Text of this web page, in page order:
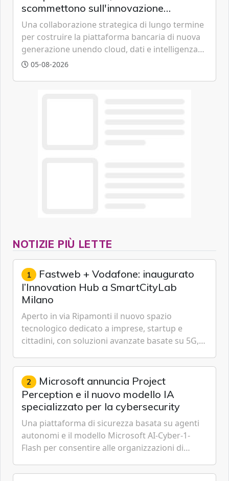
scommettono sull'innovazione
tecnologica
Una collaborazione strategica di lungo termine
per costruire la piattaforma bancaria di nuova
generazione unendo cloud, dati e intelligenza
artificiale.
05-08-2026
NOTIZIE PIÙ LETTE
1 Fastweb + Vodafone: inaugurato
l’Innovation Hub a SmartCityLab
Milano
Aperto in via Ripamonti il nuovo spazio
tecnologico dedicato a imprese, startup e
cittadini, con soluzioni avanzate basate su 5G,
Cybersecurity.
2 Microsoft annuncia Project
Perception e il nuovo modello IA
specializzato per la cybersecurity
Una piattaforma di sicurezza basata su agenti
autonomi e il modello Microsoft AI-Cyber-1-
Flash per consentire alle organizzazioni di
gestione continua del rischio.